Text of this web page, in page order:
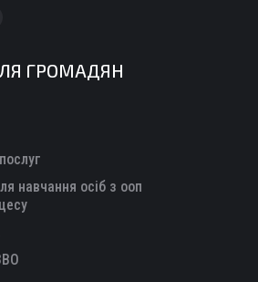
ГРОМАДЯН
навчання осіб з ооп